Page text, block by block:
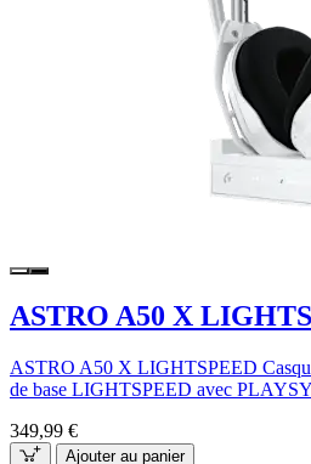
ASTRO A50 X
ASTRO A50 X LIGHTSPEED
de base LIGHTSPEED avec
349,99 €
Ajouter au panier